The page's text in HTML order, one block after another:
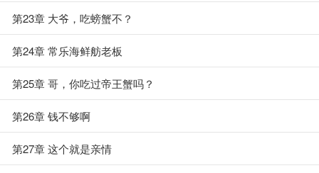
第23章 大爷，吃螃蟹不？
第24章 常乐海鲜舫老板
第25章 哥，你吃过帝王蟹吗？
第26章 钱不够啊
第27章 这个就是亲情